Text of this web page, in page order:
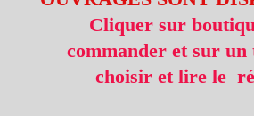
Cliquer sur
commander et sur
choisir et lire le